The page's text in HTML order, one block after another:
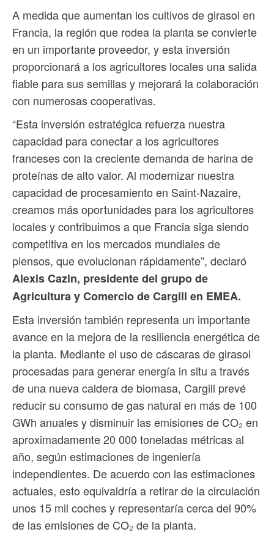
A medida que aumentan los cultivos de girasol en
Francia, la región que rodea la planta se convierte
en un importante proveedor, y esta inversión
proporcionará a los agricultores locales una salida
fiable para sus semillas y mejorará la colaboración
con numerosas cooperativas.
“Esta inversión estratégica refuerza nuestra
capacidad para conectar a los agricultores
franceses con la creciente demanda de harina de
proteínas de alto valor. Al modernizar nuestra
capacidad de procesamiento en Saint-Nazaire,
creamos más oportunidades para los agricultores
locales y contribuimos a que Francia siga siendo
competitiva en los mercados mundiales de
piensos, que evolucionan rápidamente”, declaró
Alexis Cazin, presidente del grupo de
Agricultura y Comercio de Cargill en EMEA.
Esta inversión también representa un importante
avance en la mejora de la resiliencia energética de
la planta. Mediante el uso de cáscaras de girasol
procesadas para generar energía in situ a través
de una nueva caldera de biomasa, Cargill prevé
reducir su consumo de gas natural en más de 100
GWh anuales y disminuir las emisiones de CO₂ en
aproximadamente 20 000 toneladas métricas al
año, según estimaciones de ingeniería
independientes. De acuerdo con las estimaciones
actuales, esto equivaldría a retirar de la circulación
unos 15 mil coches y representaría cerca del 90%
de las emisiones de CO₂ de la planta.